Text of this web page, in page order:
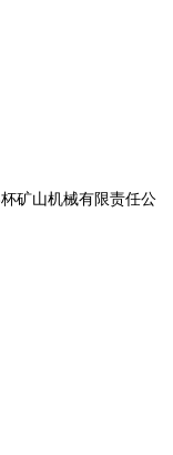
矿山机械有限责任公